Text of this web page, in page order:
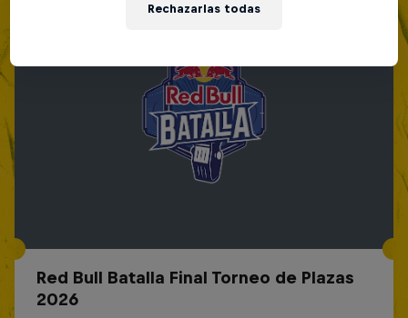
Red Bull Batalla Final Torneo de Plazas
2026
Rechazarlas todas